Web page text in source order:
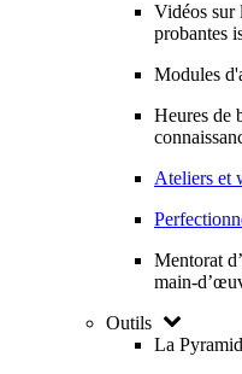
Vidéos sur
probantes
Modules
Heures de
Ateliers et
Mentorat
main-
Outils
La